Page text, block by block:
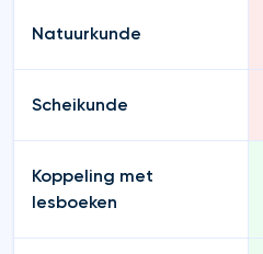
Natuurkunde
Scheikunde
Koppeling met
lesboeken